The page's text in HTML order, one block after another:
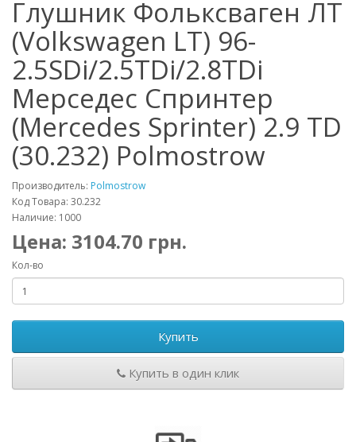
Глушник Фольксваген ЛТ
(Volkswagen LT) 96-
2.5SDi/2.5TDi/2.8TDi
Мерседес Спринтер
(Mercedes Sprinter) 2.9 TD
(30.232) Polmostrow
Производитель: Polmostrow
Код Товара: 30.232
Наличие: 1000
Цена: 3104.70 грн.
Кол-во
Купить
Купить в один клик